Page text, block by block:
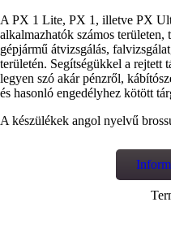
A PX 1 Lite, PX 1, illetve PX
alkalmazhatók számos
gépjármű átvizsgálás,
területén. Segítségükkel a rejtett
legyen szó akár pénzről,
és hasonló engedélyhez kötött
A készülékek angol nyelvű